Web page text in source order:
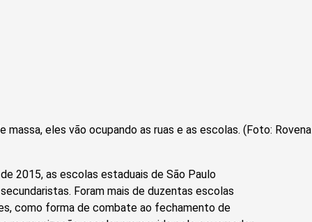
eles vão ocupando as ruas e as escolas. (Foto: Rovena
2015, as escolas estaduais de São Paulo
Foram mais de duzentas escolas
como forma de combate ao fechamento de